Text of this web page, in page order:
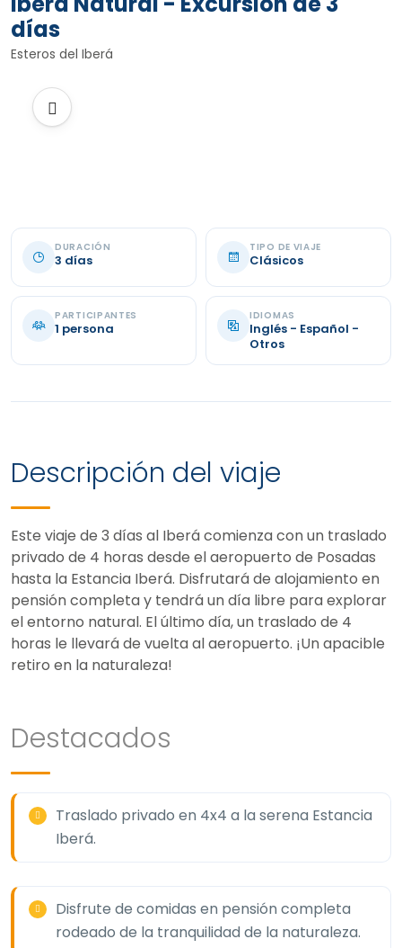
días
Esteros del Iberá
DURACIÓN
3 días
TIPO DE VIAJE
Clásicos
PARTICIPANTES
1 persona
IDIOMAS
Inglés - Español -
Otros
Descripción del viaje
Este viaje de 3 días al Iberá comienza con un traslado
privado de 4 horas desde el aeropuerto de Posadas
hasta la Estancia Iberá. Disfrutará de alojamiento en
pensión completa y tendrá un día libre para explorar
el entorno natural. El último día, un traslado de 4
horas le llevará de vuelta al aeropuerto. ¡Un apacible
retiro en la naturaleza!
Destacados
Traslado privado en 4x4 a la serena Estancia
Iberá.
Disfrute de comidas en pensión completa
rodeado de la tranquilidad de la naturaleza.